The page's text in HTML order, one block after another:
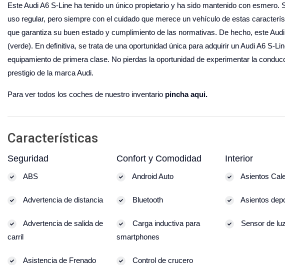
Este Audi A6 S-Line ha tenido un único propietario y ha sido mantenido con
uso regular, pero siempre con el cuidado que merece un vehículo de estas
que garantiza su buen estado y cumplimiento de las normativas. De hecho, este
(verde). En definitiva, se trata de una oportunidad única para adquirir un Audi A6 S-
equipamiento de primera clase. No pierdas la oportunidad de experimentar la
prestigio de la marca Audi.
Para ver todos los coches de nuestro inventario pincha aqui.
Características
Seguridad
ABS
Advertencia de distancia
Advertencia de salida de
carril
Asistencia de Frenado
Confort y Comodidad
Android Auto
Bluetooth
Carga inductiva para
smartphones
Control de crucero
Interior
Asientos
Asientos
Sensor de luz